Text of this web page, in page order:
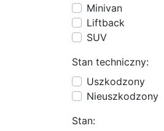
Minivan
Liftback
SUV
Stan techniczny:
Uszkodzony
Nieuszkodzony
Stan: